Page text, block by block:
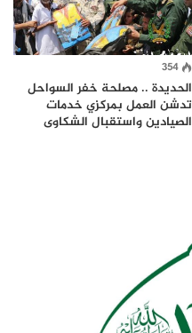
354
الحديدة .. مصلحة خفر السواحل
تدشن العمل بمركزي خدمات
الصيادين واستقبال الشكاوى